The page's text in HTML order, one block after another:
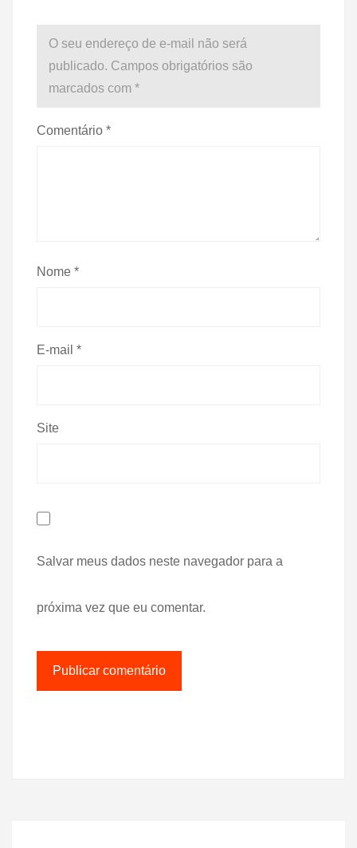
O seu endereço de e-mail não será
publicado. Campos obrigatórios são
marcados com *
Comentário *
Nome *
E-mail *
Site
Salvar meus dados neste navegador para a
próxima vez que eu comentar.